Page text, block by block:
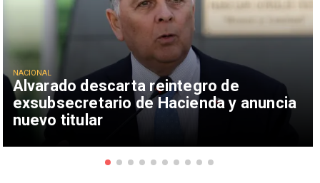
Alvarado descarta reintegro de
exsubsecretario de Hacienda y anuncia
nuevo titular
NACIONAL